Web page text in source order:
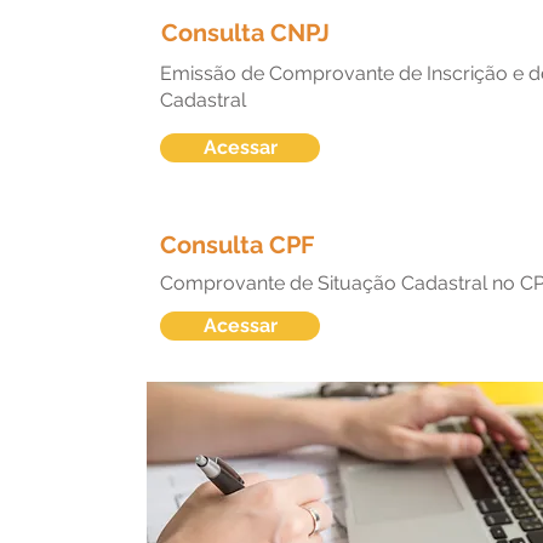
Consulta CNPJ
Emissão de Comprovante de Inscrição e
Cadastral
Acessar
Consulta CPF
Comprovante de Situação Cadastral no
Acessar